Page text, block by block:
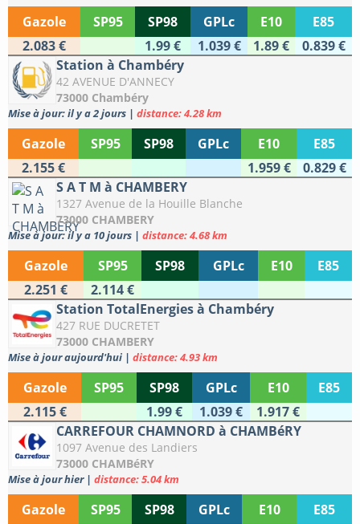
Gazole SP95 SP98 GPLc E10
E85
2.083 €
1.99 € 1.039 € 1.89 €
0.839 €
Station à Chambéry
42 AVENUE D'ANNECY
73000 Chambéry
Mise à jour: il y a 2 jours | distance: 4.28 km
Gazole SP95 SP98 GPLc E10
E85
2.155 €
1.959 €
0.829 €
S A T M à CHAMBERY
1327 Avenue de la Houille Blanche
73000 CHAMBERY
Mise à jour: il y a 10 jours | distance: 4.68 km
Gazole SP95 SP98 GPLc E10
E85
2.251 €
2.114 €
Station TotalEnergies à Chambéry
427 RUE DUCRETET
73000 CHAMBERY
Mise à jour aujourd'hui | distance: 4.93 km
Gazole SP95 SP98 GPLc E10
E85
2.115 €
1.99 € 1.039 €
1.917 €
CARREFOUR CHAMNORD à CHAMBéRY
1097 Avenue des Landiers
73000 CHAMBéRY
Mise à jour hier | distance: 5.04 km
Gazole SP95 SP98 GPLc E10
E85